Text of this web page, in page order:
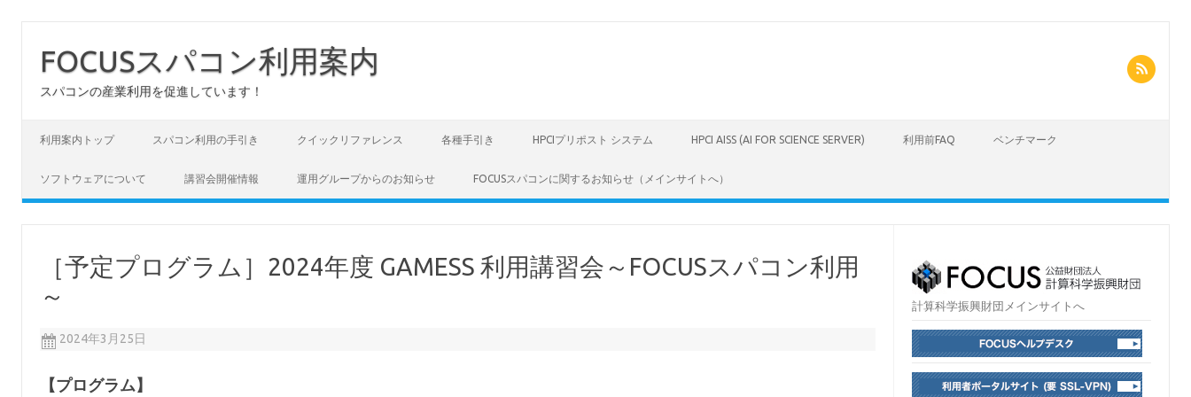
FOCUSスパコン利用案内
スパコンの産業利用を促進しています！
利用案内トップ スパコン利用の手引き クイックリファレンス 各種手引き HPCIプリポスト システム HPCI AISS (AI FOR SCIENCE SERVER) 利用前FAQ ベンチマーク
ソフトウェアについて 講習会開催情報 運用グループからのお知らせ FOCUSスパコンに関するお知らせ（メインサイトへ）
［予定プログラム］2024年度 GAMESS 利用講習会～FOCUSスパコン利用
～
2024年3月25日
【プログラム】
計算科学振興財団メインサイトへ